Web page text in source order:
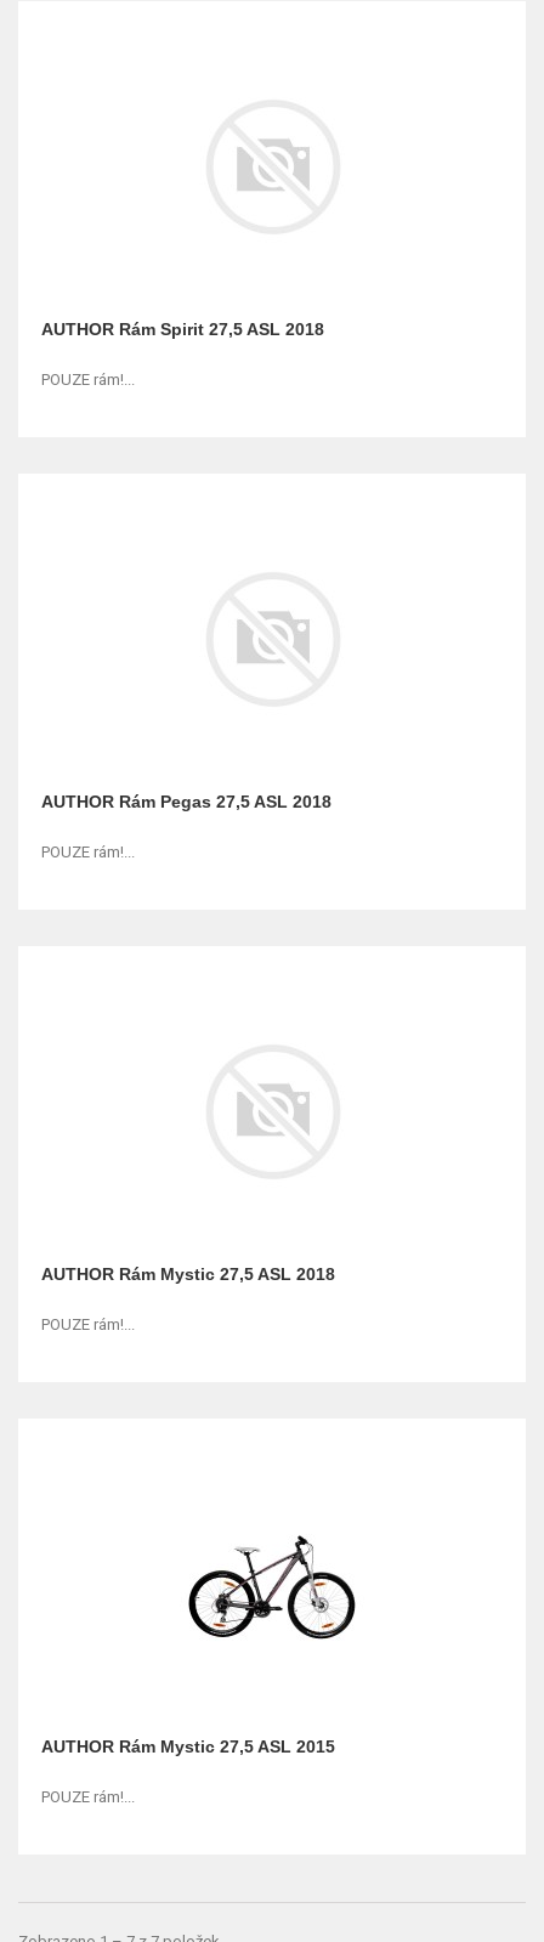
AUTHOR Rám Spirit 27,5 ASL 2018
POUZE rám!...
AUTHOR Rám Pegas 27,5 ASL 2018
POUZE rám!...
AUTHOR Rám Mystic 27,5 ASL 2018
POUZE rám!...
AUTHOR Rám Mystic 27,5 ASL 2015
POUZE rám!...